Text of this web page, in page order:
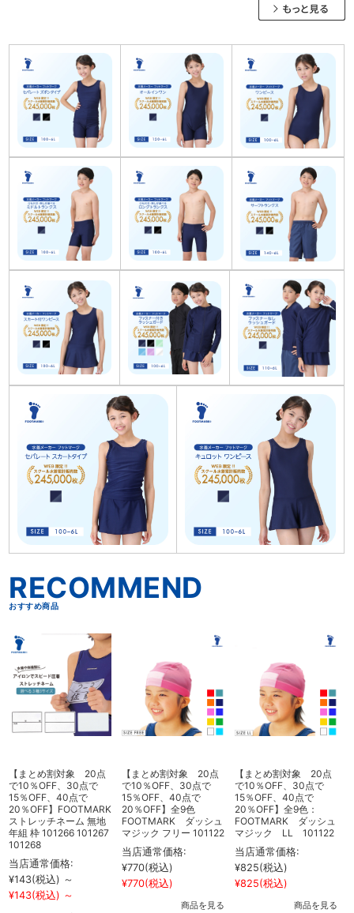
こちらもおすすめ
【まとめ割対象 20点
で10％OFF、30点で
15％OFF、40点で
20％OFF】FOOTMARK
ストレッチネーム 無地
年組 枠 101266 101267
101268
当店通常価格:
¥143(税込) ～
¥143(税込) ～
【まとめ割対象 20点
で10％OFF、30点で
15％OFF、40点で
20％OFF】全9色
FOOTMARK ダッシュ
マジック フリー 101122
当店通常価格:
¥770(税込)
¥770(税込)
商品を見る
【まとめ割対象 20点
で10％OFF、30点で
15％OFF、40点で
20％OFF】全9色：
FOOTMARK ダッシュ
マジック LL 101122
当店通常価格:
¥825(税込)
¥825(税込)
商品を見る